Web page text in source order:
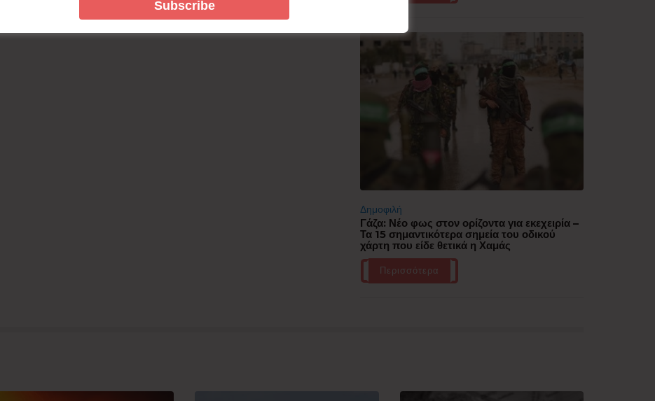
Δημοφιλή
Γάζα: Νέο φως στον ορίζοντα για εκεχειρία –
Τα 15 σημαντικότερα σημεία του οδικού
χάρτη που είδε θετικά η Χαμάς
Περισσότερα